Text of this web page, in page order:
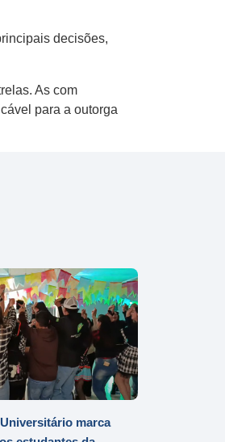
decisões,
As com
para a outorga
marca